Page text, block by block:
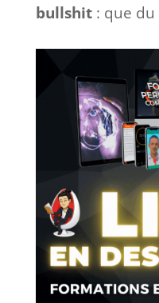
bullshit: que du